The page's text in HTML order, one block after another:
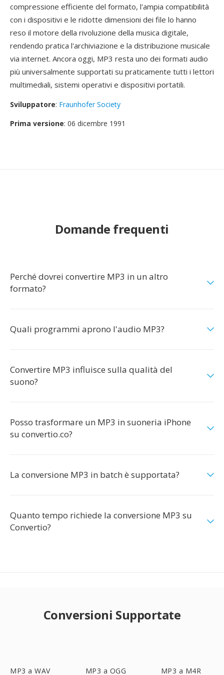
compressione efficiente del formato, l'ampia compatibilità
con i dispositivi e le ridotte dimensioni dei file lo hanno
reso il motore della rivoluzione della musica digitale,
rendendo pratica l'archiviazione e la distribuzione musicale
via internet. Ancora oggi, MP3 resta uno dei formati audio
più universalmente supportati su praticamente tutti i lettori
multimediali, sistemi operativi e dispositivi portatili.
Sviluppatore: Fraunhofer Society
Prima versione: 06 dicembre 1991
Domande frequenti
Perché dovrei convertire MP3 in un altro
formato?
Quali programmi aprono l'audio MP3?
Convertire MP3 influisce sulla qualità del
suono?
Posso trasformare un MP3 in suoneria iPhone
su convertio.co?
La conversione MP3 in batch è supportata?
Quanto tempo richiede la conversione MP3 su
Convertio?
Conversioni Supportate
MP3 a WAV MP3 a OGG MP3 a M4R